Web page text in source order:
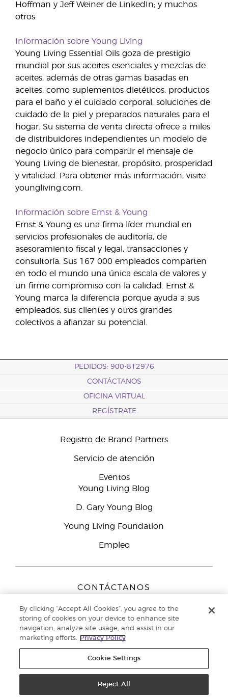
Hoffman y Jeff Weiner de LinkedIn; y muchos
otros.
Información sobre Young Living
Young Living Essential Oils goza de prestigio
mundial por sus aceites esenciales y mezclas de
aceites, además de otras gamas basadas en
aceites, como suplementos dietéticos, productos
para el baño y el cuidado corporal, soluciones de
cuidado de la piel y preparados naturales para el
hogar. Su sistema de venta directa ofrece a miles
de distribuidores independientes un modelo de
negocio único para compartir el mensaje de
Young Living de bienestar, propósito, prosperidad
y vitalidad. Para obtener más información, visite
youngliving.com.
Información sobre Ernst & Young
Ernst & Young es una firma líder mundial en
servicios profesionales de auditoría, de
asesoramiento fiscal y legal, transacciones y
consultoría. Sus 167 000 empleados comparten
en todo el mundo una única escala de valores y
un firme compromiso con la calidad. Ernst &
Young marca la diferencia porque ayuda a sus
empleados, sus clientes y otros grandes
colectivos a afianzar su potencial.
PEDIDOS: 900-812976
CONTÁCTANOS
OFICINA VIRTUAL
REGÍSTRATE
Registro de Brand Partners
Servicio de atención
Eventos
Young Living Blog
D. Gary Young Blog
Young Living Foundation
Empleo
CONTÁCTANOS
Peizerweg 97
9727 AJ Groningen
Netherlands
Servicio de atención:900-812976
reservados. |Política de privacidad
By clicking “Accept All Cookies”, you agree to the
storing of cookies on your device to enhance site
navigation, analyze site usage, and assist in our
marketing efforts.
Privacy Policy
Cookie Settings
Reject All